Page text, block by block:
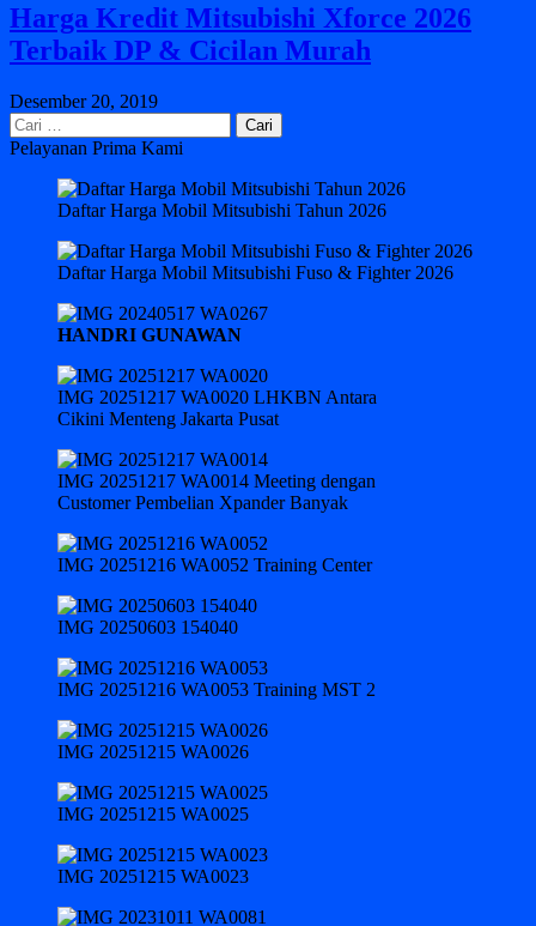
Harga Kredit Mitsubishi Xforce 2026
Terbaik DP & Cicilan Murah
Desember 20, 2019
Cari
untuk:
Pelayanan Prima Kami
Daftar Harga Mobil Mitsubishi Tahun 2026
Daftar Harga Mobil Mitsubishi Fuso & Fighter 2026
HANDRI GUNAWAN
IMG 20251217 WA0020 LHKBN Antara
Cikini Menteng Jakarta Pusat
IMG 20251217 WA0014 Meeting dengan
Customer Pembelian Xpander Banyak
IMG 20251216 WA0052 Training Center
IMG 20250603 154040
IMG 20251216 WA0053 Training MST 2
IMG 20251215 WA0026
IMG 20251215 WA0025
IMG 20251215 WA0023